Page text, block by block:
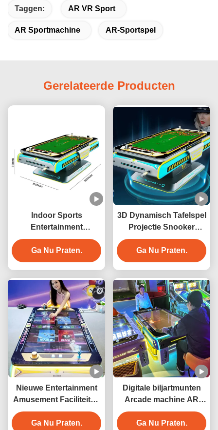
Taggen: AR VR Sport
AR Sportmachine AR-Sportspel
Gerelateerde Producten
Indoor Sports
Entertainment
Automatische 3D
Interactieve Projectie
Biljart Spelmachine met
Constructie
Ga Nu Praten.
3D Dynamisch Tafelspel
Projectie Snooker
Interactie 3D Digitaal
Biljart Spelmachine
Ga Nu Praten.
Nieuwe Entertainment
Amusement Faciliteiten
Arcade Game Machine
3D Digitale Biljarttafel
Ga Nu Praten.
Digitale biljartmunten
Arcade machine AR
Elektronische
interactieve biljart tafel
Ga Nu Praten.